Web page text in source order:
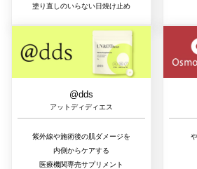
塗り直しのいらない日焼け止め
@dds
アットディディエス
紫外線や施術後の肌ダメージを
内側からケアする
医療機関専売サプリメント